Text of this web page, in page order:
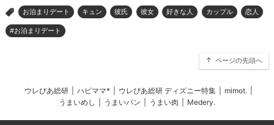
> お泊まりデート キュン 彼氏 彼女 好きな人 カップル 恋人
#お泊まりデート
ページの先頭へ
ウレぴあ総研 ハピママ* ウレぴあ総研 ディズニー特集 mimot.
うまいめし
うまいパン うまい肉 Medery.